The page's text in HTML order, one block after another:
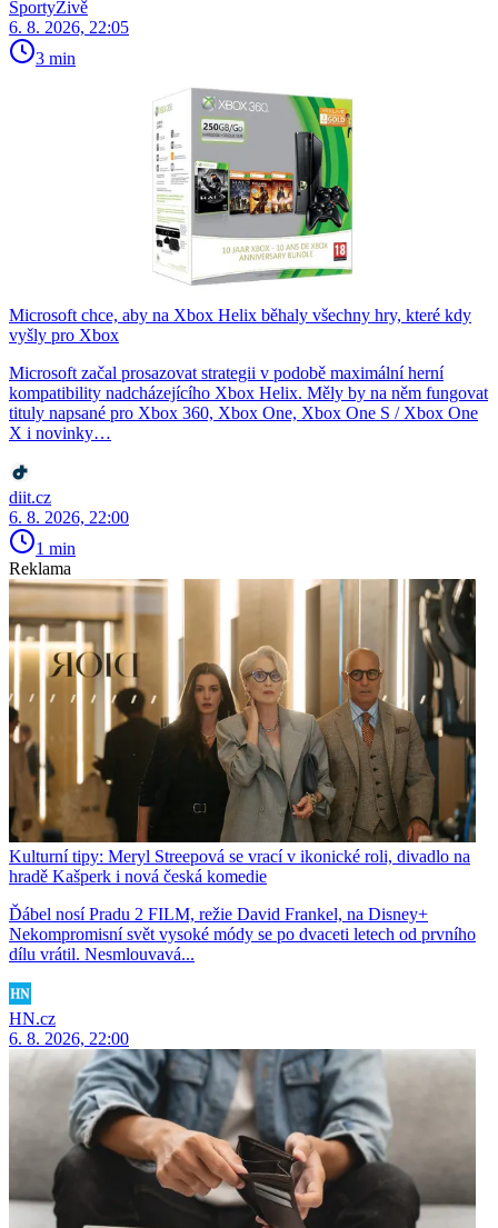
SportyŽivě
6. 8. 2026, 22:05
3 min
Microsoft chce, aby na Xbox Helix běhaly všechny hry, které kdy
vyšly pro Xbox
Microsoft začal prosazovat strategii v podobě maximální herní
kompatibility nadcházejícího Xbox Helix. Měly by na něm fungovat
tituly napsané pro Xbox 360, Xbox One, Xbox One S / Xbox One
X i novinky…
diit.cz
6. 8. 2026, 22:00
1 min
Reklama
Kulturní tipy: Meryl Streepová se vrací v ikonické roli, divadlo na
hradě Kašperk i nová česká komedie
Ďábel nosí Pradu 2 FILM, režie David Frankel, na Disney+
Nekompromisní svět vysoké módy se po dvaceti letech od prvního
dílu vrátil. Nesmlouvavá...
HN.cz
6. 8. 2026, 22:00